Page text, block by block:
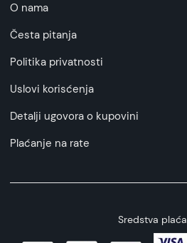
O nama
Česta pitanja
Politika privatnosti
Uslovi korisćenja
Detalji ugovora o kupovini
Plaćanje na rate
Sredstva